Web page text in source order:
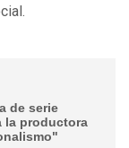
de serie
la productora